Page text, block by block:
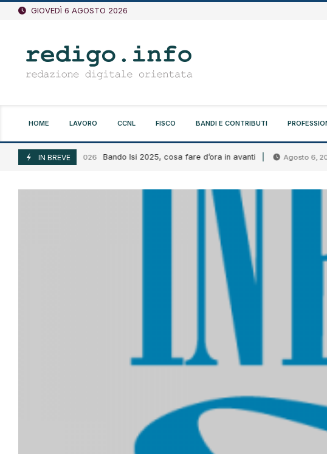
Vai
GIOVEDÌ 6 AGOSTO 2026
HOME LAVORO CCNL FISCO BANDI E CONTRIBUTI
IN BREVE
Agosto 6, 2026 Bando Isi 2025, cosa fare d’ora in avanti Agosto 6, 2026